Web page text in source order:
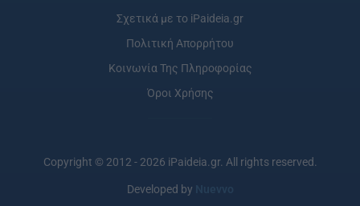
Σχετικά με το iPaideia.gr
Πολιτική Απορρήτου
Κοινωνία Της Πληροφορίας
Όροι Χρήσης
Copyright © 2012 - 2026 iPaideia.gr. All rights reserved.
Developed by